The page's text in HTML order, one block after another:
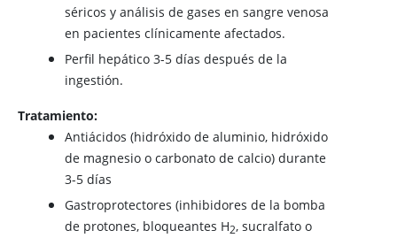
séricos y análisis de gases en sangre venosa
en pacientes clínicamente afectados.
Perfil hepático 3-5 días después de la
ingestión.
Tratamiento:
Antiácidos (hidróxido de aluminio, hidróxido
de magnesio o carbonato de calcio) durante
3-5 días
Gastroprotectores (inhibidores de la bomba
de protones, bloqueantes H​2, sucralfato o